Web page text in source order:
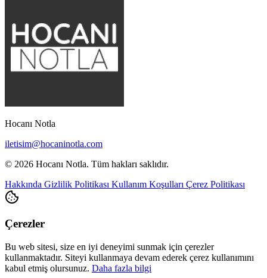
Hocanı Notla
iletisim@hocaninotla.com
© 2026 Hocanı Notla. Tüm hakları saklıdır.
Hakkında Gizlilik Politikası Kullanım Koşulları Çerez Politikası
Çerezler
Bu web sitesi, size en iyi deneyimi sunmak için çerezler
kullanmaktadır. Siteyi kullanmaya devam ederek çerez kullanımını
kabul etmiş olursunuz. Daha fazla bilgi